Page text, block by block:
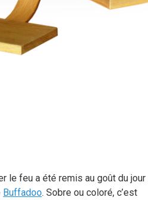
le feu a été remis au goût du jour
Buffadoo. Sobre ou coloré, c’est